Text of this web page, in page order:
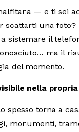
— e ti sei
scattarti una
sistemare il
ma il
del momento.
nella
spesso torna a
monumenti,